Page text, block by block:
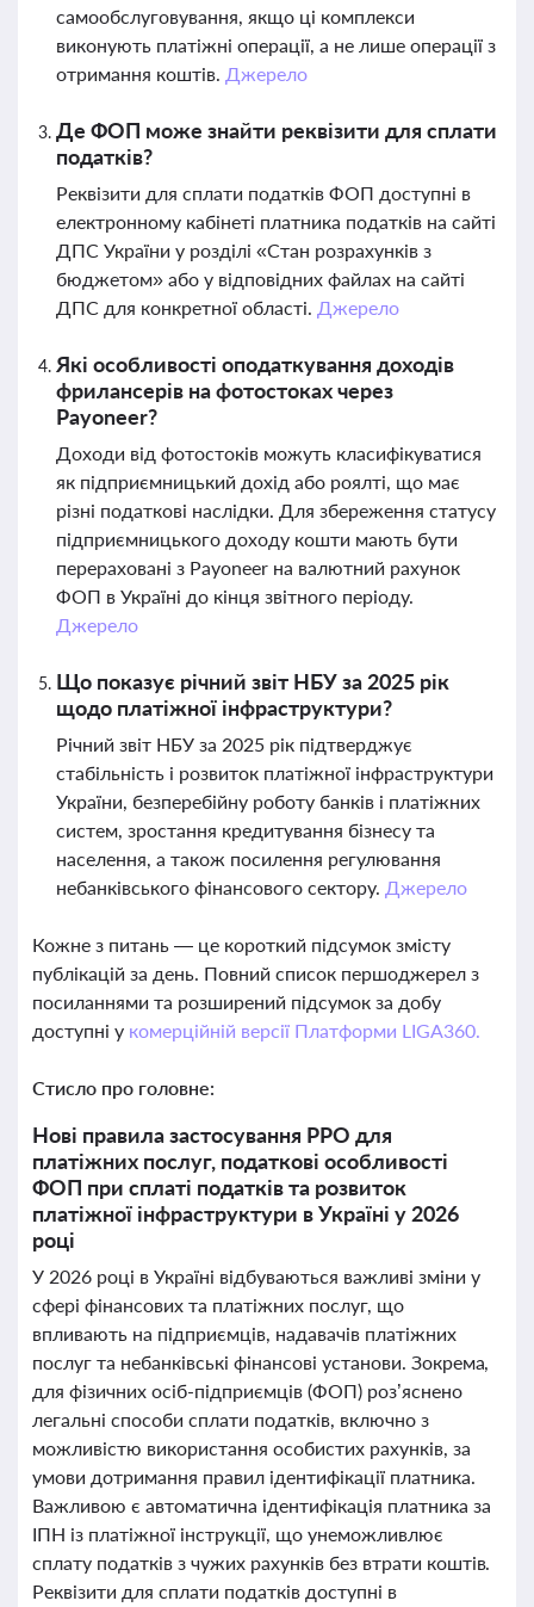
самообслуговування, якщо ці комплекси
виконують платіжні операції, а не лише операції з
отримання коштів. Джерело
Де ФОП може знайти реквізити для сплати
податків?
Реквізити для сплати податків ФОП доступні в
електронному кабінеті платника податків на сайті
ДПС України у розділі «Стан розрахунків з
бюджетом» або у відповідних файлах на сайті
ДПС для конкретної області. Джерело
Які особливості оподаткування доходів
фрилансерів на фотостоках через
Payoneer?
Доходи від фотостоків можуть класифікуватися
як підприємницький дохід або роялті, що має
різні податкові наслідки. Для збереження статусу
підприємницького доходу кошти мають бути
перераховані з Payoneer на валютний рахунок
ФОП в Україні до кінця звітного періоду.
Джерело
Що показує річний звіт НБУ за 2025 рік
щодо платіжної інфраструктури?
Річний звіт НБУ за 2025 рік підтверджує
стабільність і розвиток платіжної інфраструктури
України, безперебійну роботу банків і платіжних
систем, зростання кредитування бізнесу та
населення, а також посилення регулювання
небанківського фінансового сектору. Джерело
Кожне з питань — це короткий підсумок змісту
публікацій за день. Повний список першоджерел з
посиланнями та розширений підсумок за добу
доступні у комерційній версії Платформи LIGA360.
Стисло про головне:
Нові правила застосування РРО для
платіжних послуг, податкові особливості
ФОП при сплаті податків та розвиток
платіжної інфраструктури в Україні у 2026
році
У 2026 році в Україні відбуваються важливі зміни у
сфері фінансових та платіжних послуг, що
впливають на підприємців, надавачів платіжних
послуг та небанківські фінансові установи. Зокрема,
для фізичних осіб-підприємців (ФОП) роз’яснено
легальні способи сплати податків, включно з
можливістю використання особистих рахунків, за
умови дотримання правил ідентифікації платника.
Важливою є автоматична ідентифікація платника за
ІПН із платіжної інструкції, що унеможливлює
сплату податків з чужих рахунків без втрати коштів.
Реквізити для сплати податків доступні в